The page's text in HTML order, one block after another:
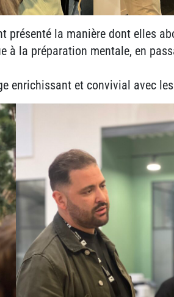
présenté la manière dont elles
à la préparation mentale, en
enrichissant et convivial avec